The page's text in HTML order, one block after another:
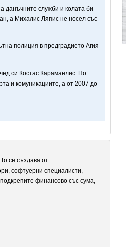
данъчните служби и колата би
а Михалис Ляпис не носел със
полиция в предградието Агия
си Костас Караманлис. По
и комуникациите, а от 2007 до
се създава от
софтуерни специалисти,
финансово със сума,